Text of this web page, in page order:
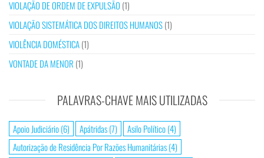
VIOLAÇÃO DE ORDEM DE EXPULSÃO (1)
VIOLAÇÃO SISTEMÁTICA DOS DIREITOS HUMANOS(1)
VIOLÊNCIA DOMÉSTICA(1)
VONTADE DA MENOR (1)
PALAVRAS-CHAVE MAIS UTILIZADAS
Apoio Judiciário(6) Apátridas(7) Asilo Político(4)
Autorização de Residência Por Razões Humanitárias(4)